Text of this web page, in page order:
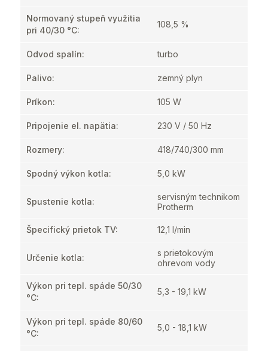
Normovaný stupeň využitia
pri 40/30 °C:
108,5 %
Odvod spalín: turbo
Palivo: zemný plyn
Príkon: 105 W
Pripojenie el. napätia: 230 V / 50 Hz
Rozmery: 418/740/300 mm
Spodný výkon kotla: 5,0 kW
Spustenie kotla:
servisným technikom
Protherm
Špecifický prietok TV: 12,1 l/min
Určenie kotla:
s prietokovým
ohrevom vody
Výkon pri tepl. spáde 50/30
°C:
5,3 - 19,1 kW
Výkon pri tepl. spáde 80/60
°C:
5,0 - 18,1 kW